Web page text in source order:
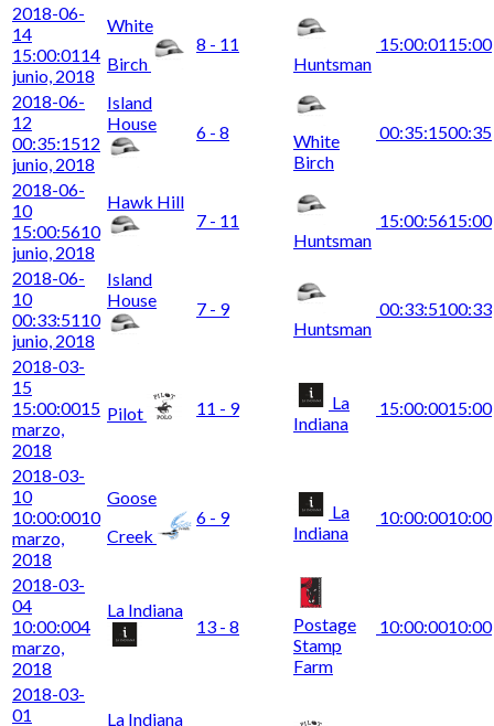
2018-06-
14
15:00:0114
junio, 2018
White
Birch
8 - 11
Huntsman
15:00:0115:00
2018-06-
12
00:35:1512
junio, 2018
Island
House
6 - 8
White
Birch
00:35:1500:35
2018-06-
10
15:00:5610
junio, 2018
Hawk Hill
7 - 11
Huntsman
15:00:5615:00
2018-06-
10
00:33:5110
junio, 2018
Island
House
7 - 9
Huntsman
00:33:5100:33
2018-03-
15
15:00:0015
marzo,
2018
Pilot 11 - 9
La
Indiana
15:00:0015:00
2018-03-
10
10:00:0010
marzo,
2018
Goose
Creek
6 - 9
La
Indiana
10:00:0010:00
2018-03-
04
10:00:004
marzo,
2018
La Indiana
13 - 8
Postage
Stamp
Farm
10:00:0010:00
2018-03-
01
La Indiana